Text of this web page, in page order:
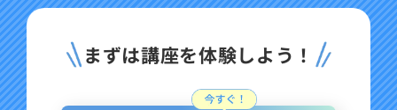
まずは講座を体験しよう！